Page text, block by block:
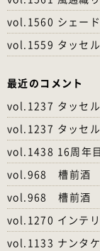
vol.1560 シェー
vol.1559 タッセ
最近のコメント
vol.1237 タッセ
vol.1237 タッセ
vol.1438 16周年
vol.968 槽前酒
vol.968 槽前酒
vol.1270 インテ
vol.1133 ナンタ